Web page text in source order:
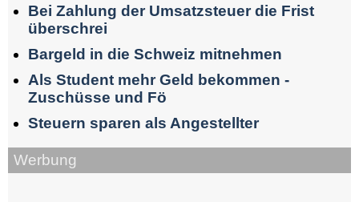
Bei Zahlung der Umsatzsteuer die Frist
überschrei
Bargeld in die Schweiz mitnehmen
Als Student mehr Geld bekommen -
Zuschüsse und Fö
Steuern sparen als Angestellter
Werbung